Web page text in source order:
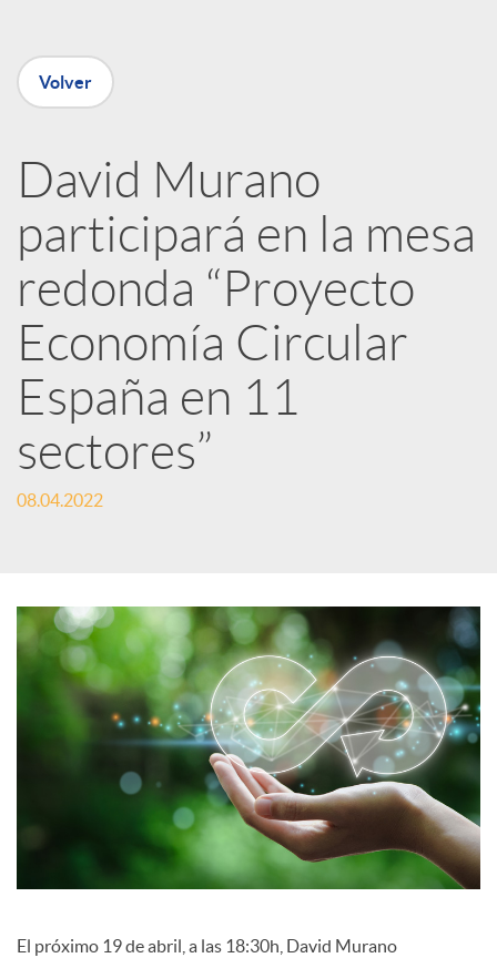
e
R
e
d
e
s
o
c
a
Volver
David Murano
participará en la mesa
redonda “Proyecto
Economía Circular
España en 11
sectores”
08.04.2022
El próximo 19 de abril, a las 18:30h, David Murano